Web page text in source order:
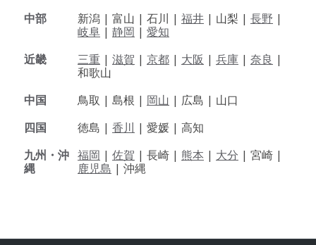
中部
新潟 | 富山 | 石川 | 福井 | 山梨 | 長野 |
岐阜 | 静岡 | 愛知
近畿
三重 | 滋賀 | 京都 | 大阪 | 兵庫 | 奈良 |
和歌山
中国
鳥取 | 島根 | 岡山 | 広島 | 山口
四国
徳島 | 香川 | 愛媛 | 高知
九州・沖
縄
福岡 | 佐賀 | 長崎 | 熊本 | 大分 | 宮崎 |
鹿児島 | 沖縄